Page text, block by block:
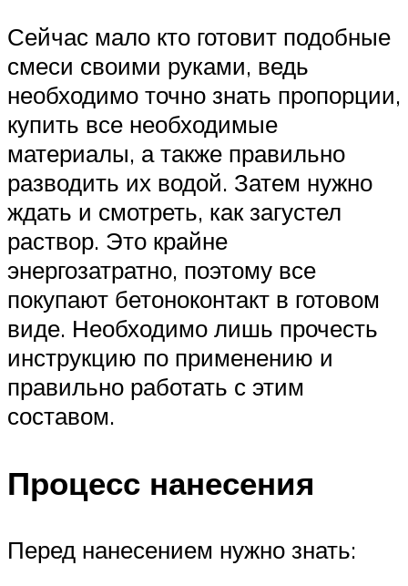
Сейчас мало кто готовит подобные
смеси своими руками, ведь
необходимо точно знать пропорции,
купить все необходимые
материалы, а также правильно
разводить их водой. Затем нужно
ждать и смотреть, как загустел
раствор. Это крайне
энергозатратно, поэтому все
покупают бетоноконтакт в готовом
виде. Необходимо лишь прочесть
инструкцию по применению и
правильно работать с этим
составом.
Процесс нанесения
Перед нанесением нужно знать: